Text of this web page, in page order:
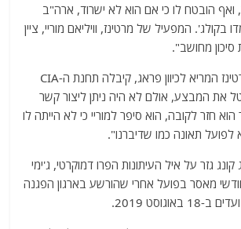
ואף הובטח לו כי אם הוא לא ישרוד, ארה"ב
בקולג'. המפעיל של מרטינז, וויליאם מוריי, ציין
סיכון מחושב".
עם זאת, לאחר שמרטינז המריא לכיוון פראג, קיבלה תחנת ה-CIA
את המבצע, אולם לא היה ניתן ליצור קשר
חזר לקובה, הוא סיפר למוריי כי לא הייתה לו
לפועל תאונה כמו שדיברנו".
גזר על איל העיתונות הפרו דמוקרטי, ג'ימי
עונש של 12 חודשי מאסר בפועל אחרי שהורשע בארגון הפגנה
2019.